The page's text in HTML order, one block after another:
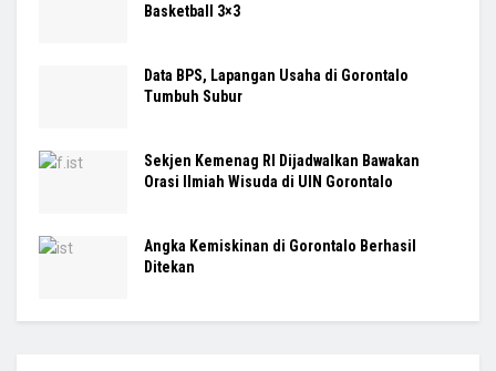
Basketball 3×3
Data BPS, Lapangan Usaha di Gorontalo
Tumbuh Subur
Sekjen Kemenag RI Dijadwalkan Bawakan
Orasi Ilmiah Wisuda di UIN Gorontalo
Angka Kemiskinan di Gorontalo Berhasil
Ditekan